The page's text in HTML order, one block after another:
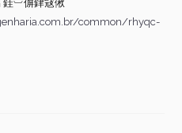
︺偋銉冦偢
common/rhyqc-